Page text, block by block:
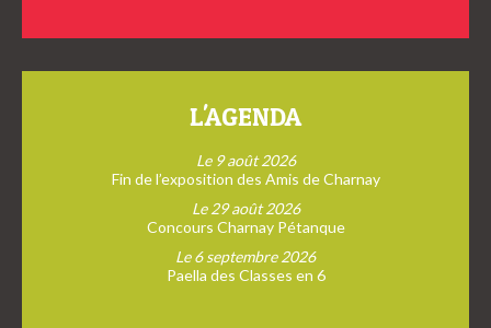
L'AGENDA
Le 9 août 2026
Fin de l’exposition des Amis de Charnay
Le 29 août 2026
Concours Charnay Pétanque
Le 6 septembre 2026
Paella des Classes en 6